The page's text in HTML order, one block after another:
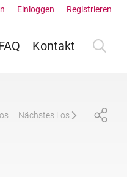
Kontakt
Einloggen Registrieren
Nächstes Los